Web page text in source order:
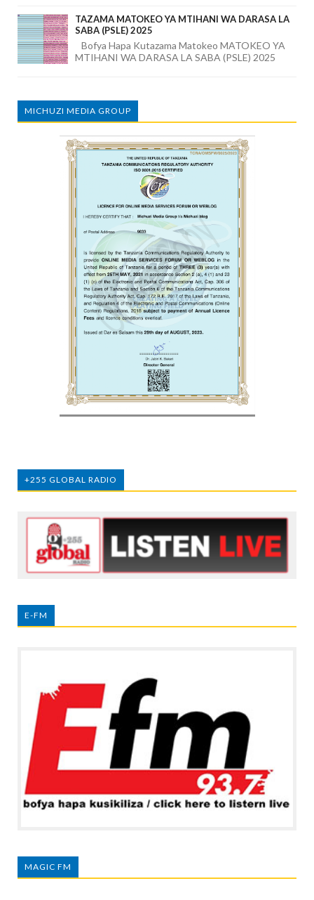
TAZAMA MATOKEO YA MTIHANI WA DARASA LA
SABA (PSLE) 2025
Bofya Hapa Kutazama Matokeo MATOKEO YA
MTIHANI WA DARASA LA SABA (PSLE) 2025
MICHUZI MEDIA GROUP
+255 GLOBAL RADIO
E-FM
MAGIC FM